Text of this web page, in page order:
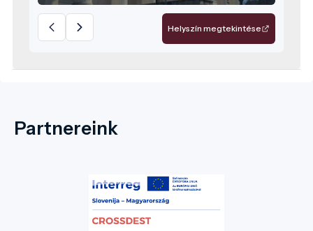
épület pedig később az országgyűlés
felsőházának is otthont adott. Ezért a
múzeum ma is egyszerre jelképezi a
tudás átadását és a közös emlékezet
Helyszín megtekintése
Partnereink